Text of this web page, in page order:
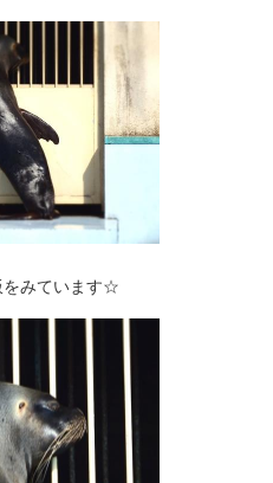
をみています☆